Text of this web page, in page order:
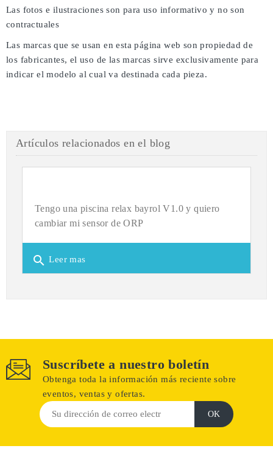
Las fotos e ilustraciones son para uso informativo y no son
contractuales
Las marcas que se usan en esta página web son propiedad de
los fabricantes, el uso de las marcas sirve exclusivamente para
indicar el modelo al cual va destinada cada pieza.
Artículos relacionados en el blog
Tengo una piscina relax bayrol V1.0 y quiero
cambiar mi sensor de ORP
search Leer mas
Suscríbete a nuestro boletín
Obtenga toda la información más reciente sobre
eventos, ventas y ofertas.